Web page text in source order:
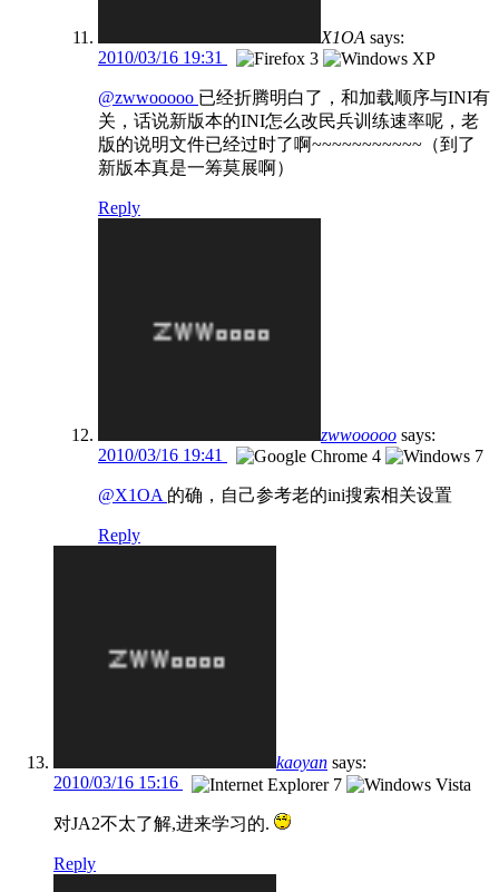
X1OA says:
2010/03/16 19:31
@zwwooooo 已经折腾明白了，和加载顺序与INI有
关，话说新版本的INI怎么改民兵训练速率呢，老
版的说明文件已经过时了啊~~~~~~~~~~~（到了
新版本真是一筹莫展啊）
Reply
zwwooooo says:
2010/03/16 19:41
@X1OA 的确，自己参考老的ini搜索相关设置
Reply
kaoyan says:
2010/03/16 15:16
对JA2不太了解,进来学习的.
Reply